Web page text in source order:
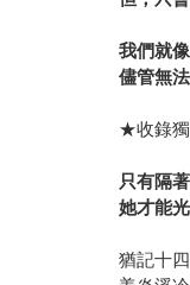
我們就
儘管無
★收錄獨
只有隔
她才能
猶記十